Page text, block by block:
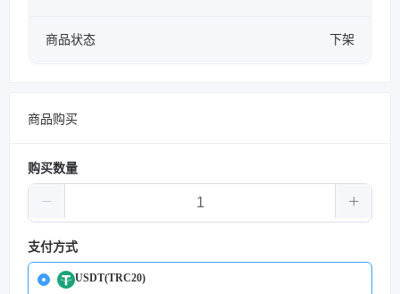
商品状态 下架
商品购买
购买数量
支付方式
USDT(TRC20)